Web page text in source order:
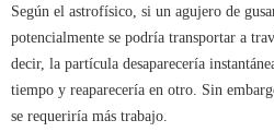
Según el astrofísico, si un agujero de
potencialmente se podría transportar a
decir, la partícula desaparecería
tiempo y reaparecería en otro. Sin
se requeriría más trabajo.